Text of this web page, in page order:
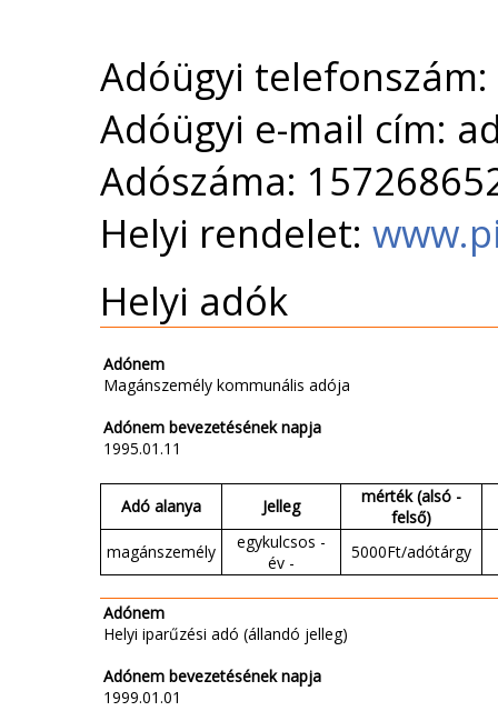
Adóügyi telefonszám:
Adóügyi e-mail cím:
Adószáma:
Helyi rendelet:
Helyi adók
Adónem
Magánszemély kommunális adója
Adónem bevezetésének napja
1995.01.11
Adó alanya Jelleg
mérték (alsó -
felső)
magánszemély
egykulcsos -
év -
5000Ft/adótárgy
Adónem
Helyi iparűzési adó (állandó jelleg)
Adónem bevezetésének napja
1999.01.01